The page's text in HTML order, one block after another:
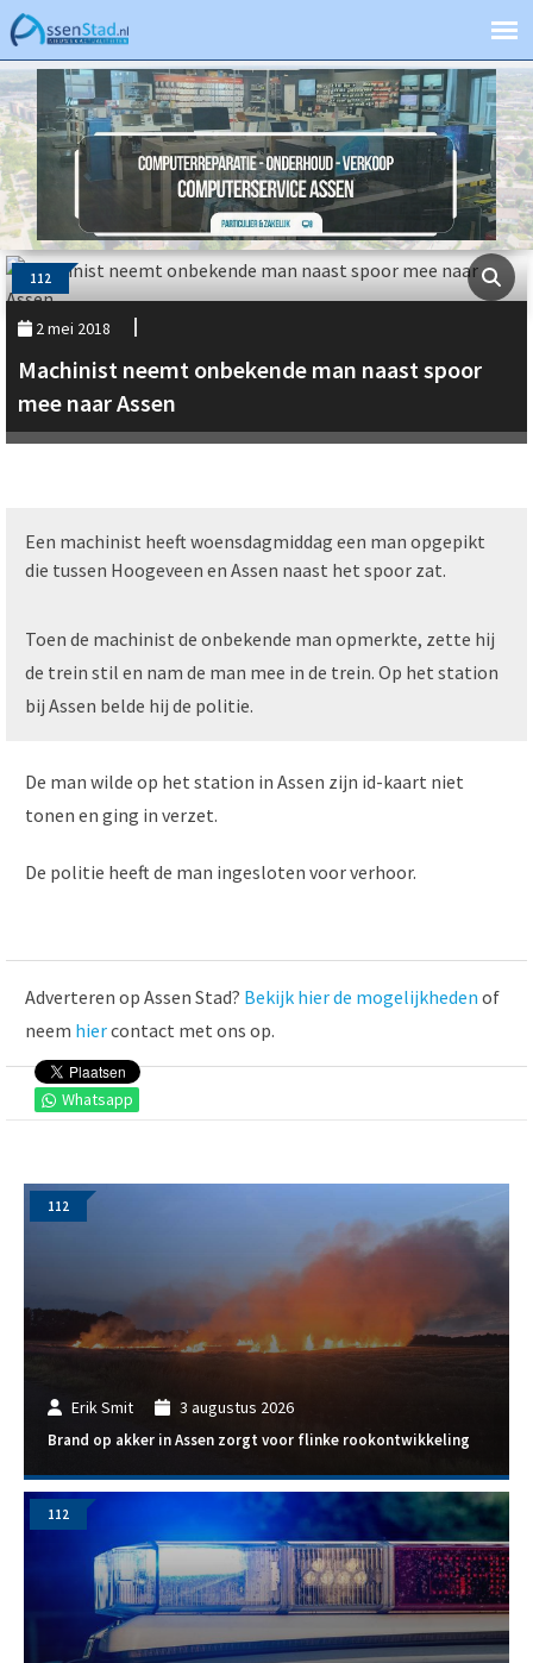
112
2 mei 2018
Machinist neemt onbekende man naast spoor
mee naar Assen
Een machinist heeft woensdagmiddag een man opgepikt
die tussen Hoogeveen en Assen naast het spoor zat.
Toen de machinist de onbekende man opmerkte, zette hij
de trein stil en nam de man mee in de trein. Op het station
bij Assen belde hij de politie.
De man wilde op het station in Assen zijn id-kaart niet
tonen en ging in verzet.
De politie heeft de man ingesloten voor verhoor.
Whatsapp
Adverteren op Assen Stad? Bekijk hier de mogelijkheden of
neem hiercontact met ons op.
Erik Smit 3 augustus 2026
Brand op akker in Assen zorgt voor flinke rookontwikkeling
112
112